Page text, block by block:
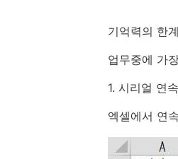
기억력의 한
업무중에 가
1. 시리얼 연
엑셀에서 연